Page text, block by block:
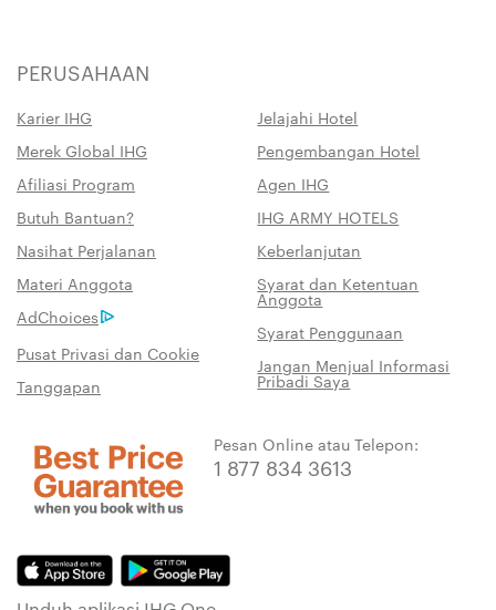
PERUSAHAAN
Karier IHG
Jelajahi Hotel
Merek Global IHG
Pengembangan Hotel
Afiliasi Program
Agen IHG
Butuh Bantuan?
IHG ARMY HOTELS
Nasihat Perjalanan
Keberlanjutan
Materi Anggota
Syarat dan Ketentuan
Anggota
AdChoices
Syarat Penggunaan
Pusat Privasi dan Cookie
Jangan Menjual Informasi
Pribadi Saya
Tanggapan
Pesan Online atau Telepon:
1 877 834 3613